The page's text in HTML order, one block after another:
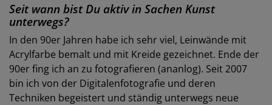
Seit wann bist Du aktiv in Sachen Kunst
unterwegs?
In den 90er Jahren habe ich sehr viel, Leinwände mit
Acrylfarbe bemalt und mit Kreide gezeichnet. Ende der
90er fing ich an zu fotografieren (ananlog). Seit 2007
bin ich von der Digitalenfotografie und deren
Techniken begeistert und ständig unterwegs neue